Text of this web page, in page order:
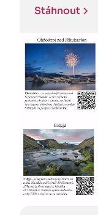
Stáhnout